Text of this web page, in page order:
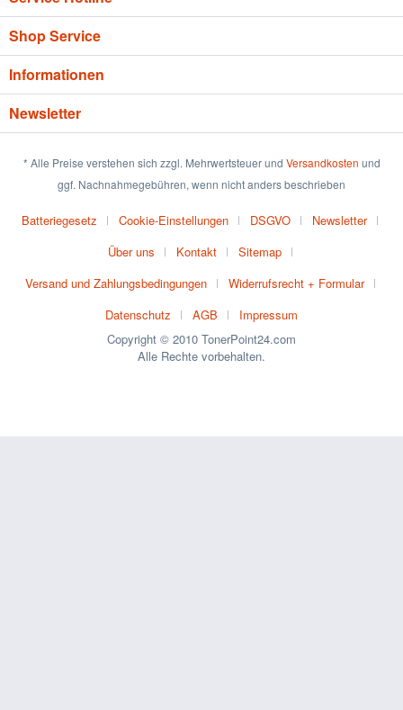
Shop Service
Informationen
Newsletter
* Alle Preise verstehen sich zzgl. Mehrwertsteuer und Versandkosten und
ggf. Nachnahmegebühren, wenn nicht anders beschrieben
Batteriegesetz Cookie-Einstellungen DSGVO
Newsletter
Über uns
Kontakt
Sitemap
Versand und Zahlungsbedingungen
Widerrufsrecht + Formular
Datenschutz
AGB
Impressum
Copyright © 2010 TonerPoint24.com
Alle Rechte vorbehalten.